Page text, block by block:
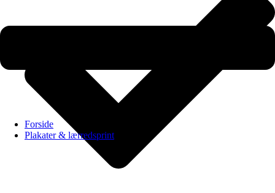
Forside
Plakater & lærredsprint